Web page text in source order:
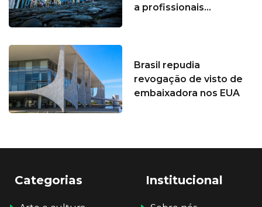
a profissionais...
Brasil repudia
revogação de visto de
embaixadora nos EUA
Categorias Institucional